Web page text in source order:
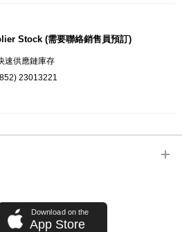
Stock (需要聯絡銷售員預訂)
速供應鏈庫存
23013221
Download on the
App Store